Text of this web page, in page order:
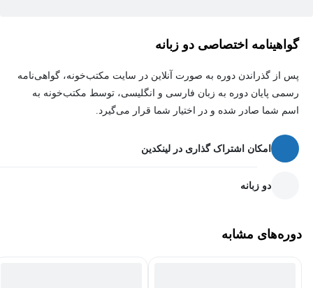
از سال 2016 تا 2023 (از ارسال به یک مجله تا چاپ در همان مجله)!!!!
هیچ مشکل علمی یا نگارشی نداشت و این یعنی گاهی همه داستان
فقط انگلیسی نیست؛ ولی انگلیسی مقالات اولین گام و مهم‌ترین گام
است. پس اکیداً یادگیری کامل این آموزش را توصیه می‌کنم و منتظر
گواهینامه اختصاصی دو زبانه
پس از گذراندن دوره به صورت آنلاین در سایت مکتب‌خونه، گواهی‌نامه
رسمی پایان دوره به زبان فارسی و انگلیسی، توسط مکتب‌خونه به
اسم شما صادر شده و در اختیار شما قرار می‌گیرد.
امکان اشتراک گذاری در لینکدین
دو زبانه
دوره‌های مشابه